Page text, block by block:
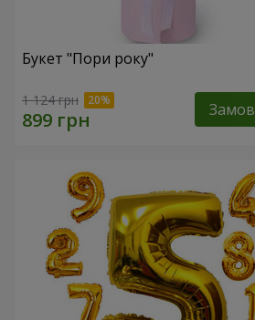
Букет "Пори року"
1 124 грн